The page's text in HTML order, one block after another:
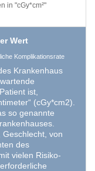
in "cGy*cm²"
Wert
Komplikationsrate
Krankenhaus
ist,
(cGy*cm2).
so genannte
Geschlecht, von
des
vielen Risiko-